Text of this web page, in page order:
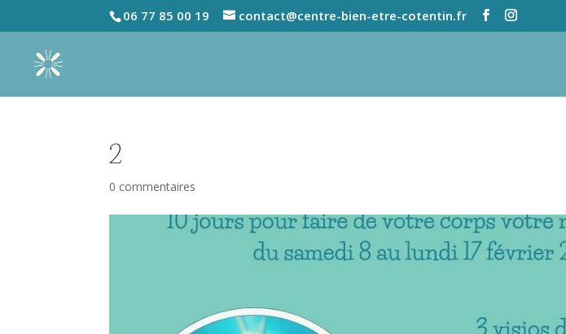
06 77 85 00 19 contact@centre-bien-etre-cotentin.fr
2
0 commentaires